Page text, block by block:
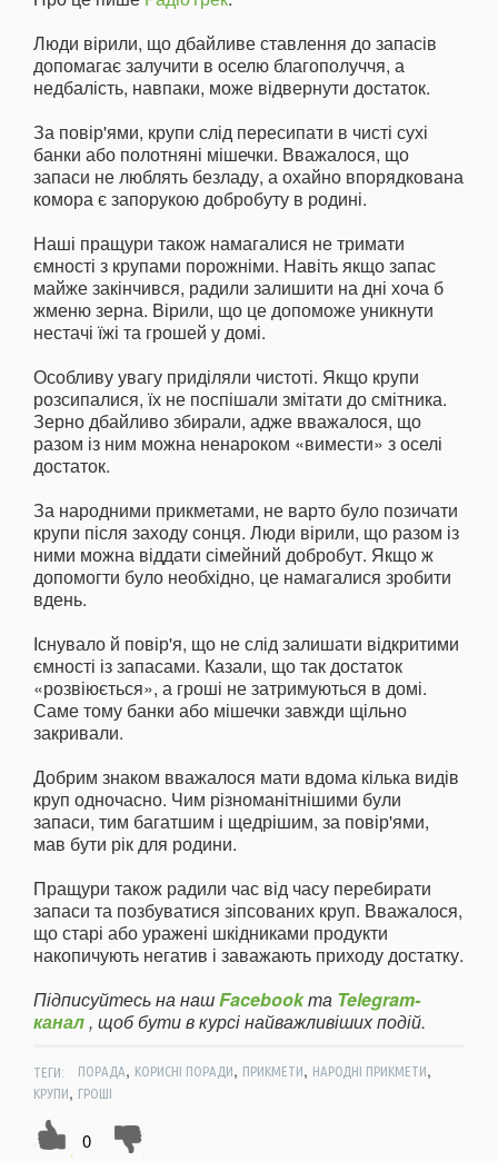
Люди вірили, що дбайливе ставлення до запасів
допомагає залучити в оселю благополуччя, а
недбалість, навпаки, може відвернути достаток.
За повір'ями, крупи слід пересипати в чисті сухі
банки або полотняні мішечки. Вважалося, що
запаси не люблять безладу, а охайно впорядкована
комора є запорукою добробуту в родині.
Наші пращури також намагалися не тримати
ємності з крупами порожніми. Навіть якщо запас
майже закінчився, радили залишити на дні хоча б
жменю зерна. Вірили, що це допоможе уникнути
нестачі їжі та грошей у домі.
Особливу увагу приділяли чистоті. Якщо крупи
розсипалися, їх не поспішали змітати до смітника.
Зерно дбайливо збирали, адже вважалося, що
разом із ним можна ненароком «вимести» з оселі
достаток.
За народними прикметами, не варто було позичати
крупи після заходу сонця. Люди вірили, що разом із
ними можна віддати сімейний добробут. Якщо ж
допомогти було необхідно, це намагалися зробити
вдень.
Існувало й повір'я, що не слід залишати відкритими
ємності із запасами. Казали, що так достаток
«розвіюється», а гроші не затримуються в домі.
Саме тому банки або мішечки завжди щільно
закривали.
Добрим знаком вважалося мати вдома кілька видів
круп одночасно. Чим різноманітнішими були
запаси, тим багатшим і щедрішим, за повір'ями,
мав бути рік для родини.
Пращури також радили час від часу перебирати
запаси та позбуватися зіпсованих круп. Вважалося,
що старі або уражені шкідниками продукти
накопичують негатив і заважають приходу достатку.
Підписуйтесь на нашFacebookта Telegram-
канал, щоб бути в курсі найважливіших подій.
ТЕГИ: ПОРАДА, КОРИСНІ ПОРАДИ, ПРИКМЕТИ, НАРОДНІ ПРИКМЕТИ,
КРУПИ, ГРОШІ
0